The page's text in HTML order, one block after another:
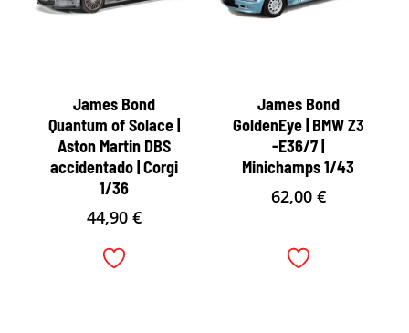
James Bond
Quantum of Solace |
Aston Martin DBS
accidentado | Corgi
1/36
44,90€
James Bond
GoldenEye | BMW Z3
-E36/7 |
Minichamps 1/43
62,00 €